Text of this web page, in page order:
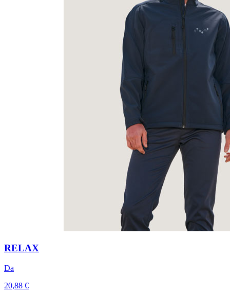
RELAX
Da
20,88 €